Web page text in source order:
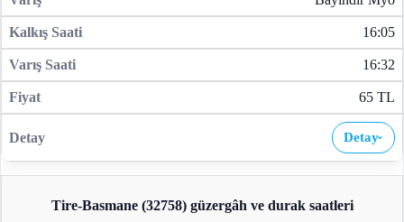
16:05
16:32
65 TL
Detay›
Tire-Basmane (32758)güzergâh ve durak saatleri